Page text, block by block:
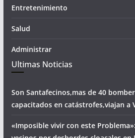
Entretenimiento
Salud
Administrar
Ultimas Noticias
Son Santafecinos,mas de 40
capacitados en catástrofes,viajan a
«Imposible vivir con este